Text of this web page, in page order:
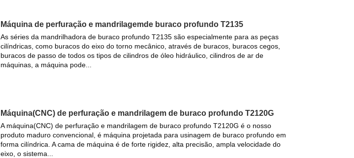
Máquina de perfuração e mandrilagemde buraco profundo T2135
As séries da mandrilhadora de buraco profundo T2135 são especialmente para as peças
cilíndricas, como buracos do eixo do torno mecânico, através de buracos, buracos cegos,
buracos de passo de todos os tipos de cilindros de óleo hidráulico, cilindros de ar de
máquinas, a máquina pode...
Máquina(CNC) de perfuração e mandrilagem de buraco profundo T2120G
A máquina(CNC) de perfuração e mandrilagem de buraco profundo T2120G é o nosso
produto maduro convencional, é máquina projetada para usinagem de buraco profundo em
forma cilíndrica. A cama de máquina é de forte rigidez, alta precisão, ampla velocidade do
eixo, o sistema...